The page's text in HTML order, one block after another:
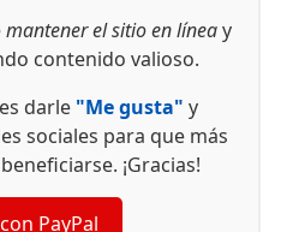
mantener el sitio en líneay
contenido valioso.
darle "Me gusta" y
sociales para que más
¡Gracias!
PayPal